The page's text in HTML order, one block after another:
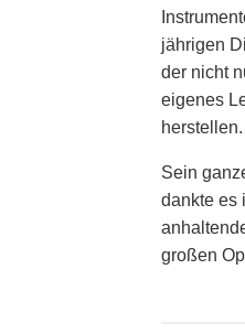
jährigen
der nicht
eigenes
herstellen.
Sein
dankte es
großen